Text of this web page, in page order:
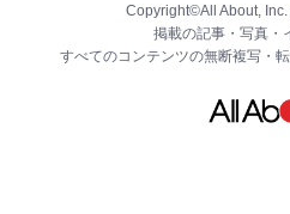
Copyright©All About,
掲載の記事・写真・
すべてのコンテンツの無断複写・